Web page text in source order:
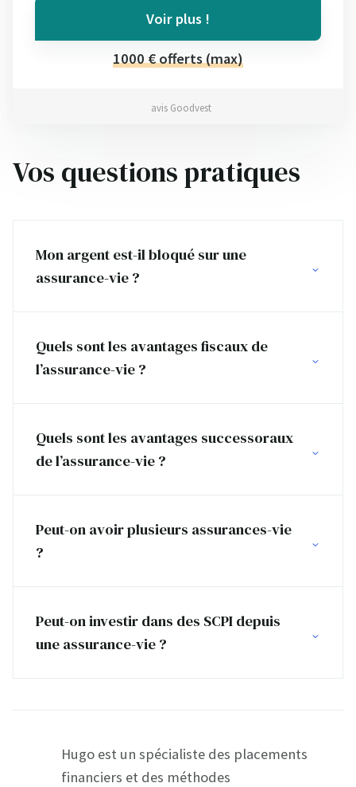
Voir plus !
1000 € offerts (max)
avis Goodvest
Vos questions pratiques
Mon argent est-il bloqué sur une
assurance-vie ?
Quels sont les avantages fiscaux de
l’assurance-vie ?
Quels sont les avantages successoraux
de l’assurance-vie ?
Peut-on avoir plusieurs assurances-vie
?
Peut-on investir dans des SCPI depuis
une assurance-vie ?
Hugo est un spécialiste des placements
financiers et des méthodes